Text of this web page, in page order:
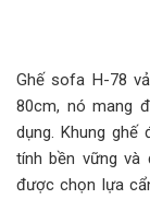
Ghế sofa H-78
80cm, nó mang
dụng. Khung
tính bền vững và
được chọn lựa